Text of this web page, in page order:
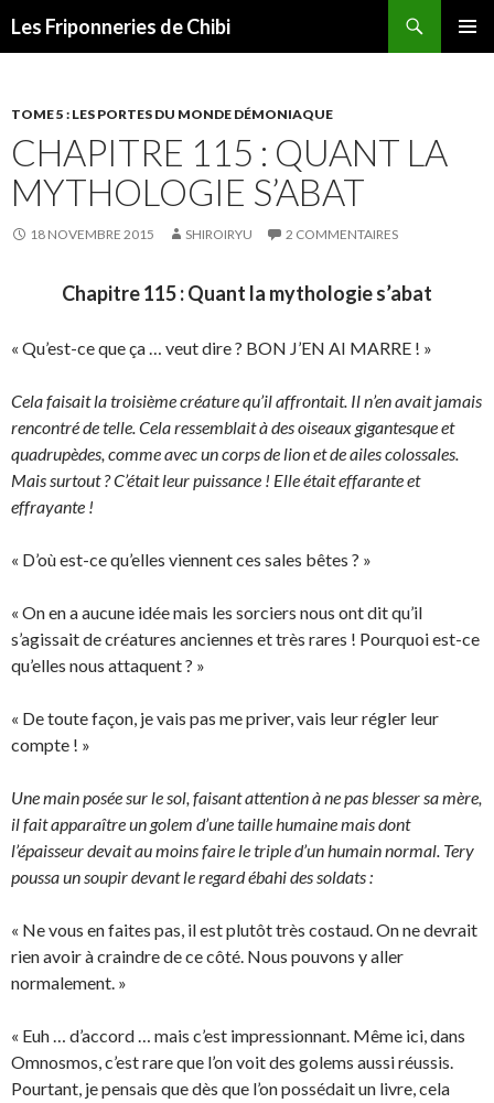
Les Friponneries de Chibi
TOME 5 : LES PORTES DU MONDE DÉMONIAQUE
CHAPITRE 115 : QUANT LA
MYTHOLOGIE S’ABAT
18 NOVEMBRE 2015 SHIROIRYU 2 COMMENTAIRES
Chapitre 115 : Quant la mythologie s’abat
« Qu’est-ce que ça … veut dire ? BON J’EN AI MARRE ! »
Cela faisait la troisième créature qu’il affrontait. Il n’en avait jamais
rencontré de telle. Cela ressemblait à des oiseaux gigantesque et
quadrupèdes, comme avec un corps de lion et de ailes colossales.
Mais surtout ? C’était leur puissance ! Elle était effarante et
effrayante !
« D’où est-ce qu’elles viennent ces sales bêtes ? »
« On en a aucune idée mais les sorciers nous ont dit qu’il
s’agissait de créatures anciennes et très rares ! Pourquoi est-ce
qu’elles nous attaquent ? »
« De toute façon, je vais pas me priver, vais leur régler leur
compte ! »
Une main posée sur le sol, faisant attention à ne pas blesser sa mère,
il fait apparaître un golem d’une taille humaine mais dont
l’épaisseur devait au moins faire le triple d’un humain normal. Tery
poussa un soupir devant le regard ébahi des soldats :
« Ne vous en faites pas, il est plutôt très costaud. On ne devrait
rien avoir à craindre de ce côté. Nous pouvons y aller
normalement. »
« Euh … d’accord … mais c’est impressionnant. Même ici, dans
Omnosmos, c’est rare que l’on voit des golems aussi réussis.
Pourtant, je pensais que dès que l’on possédait un livre, cela